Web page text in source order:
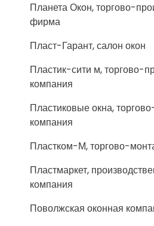
Планета Окон, торгово-
фирма
Пласт-Гарант, салон окон
Пластик-сити м, торгово-
компания
Пластиковые окна,
компания
Пластком-М, торгово-
Пластмаркет,
компания
Поволжская оконная